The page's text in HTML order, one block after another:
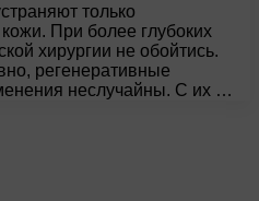
только
При более глубоких
хирургии не обойтись.
регенеративные
неслучайны. С их …